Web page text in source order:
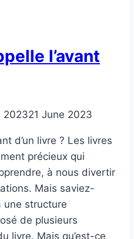
l’avant
202321 June 2023
d’un livre ? Les livres
précieux qui
à nous divertir
Mais saviez-
une structure
de plusieurs
livre. Mais qu’est-ce